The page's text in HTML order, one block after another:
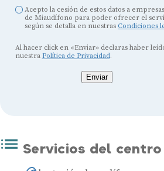
Acepto la cesión de estos datos a
de Miaudífono para poder ofrecer el
según se detalla en nuestras Condiciones
Al hacer click en «Enviar» declaras haber
nuestra Política de Privacidad.
Enviar
Servicios del centro